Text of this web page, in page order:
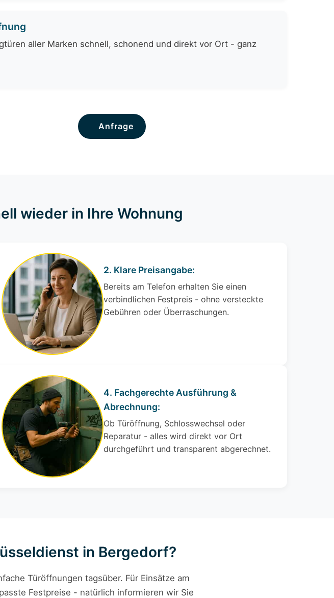
aller Marken schnell, schonend und direkt vor Ort - ganz
Anfrage
wieder in Ihre Wohnung
2. Klare Preisangabe:
Bereits am Telefon erhalten Sie einen
verbindlichen Festpreis - ohne versteckte
Gebühren oder Überraschungen.
4. Fachgerechte Ausführung &
Abrechnung:
Ob Türöffnung, Schlosswechsel oder
Reparatur - alles wird direkt vor Ort
durchgeführt und transparent abgerechnet.
in Bergedorf?
Türöffnungen tagsüber. Für Einsätze am
Festpreise - natürlich informieren wir Sie